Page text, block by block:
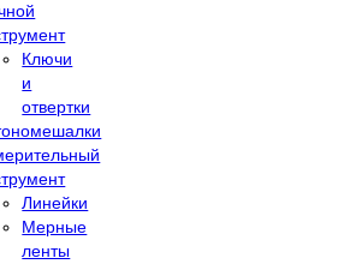
Ключи
и
отвертки
Линейки
Мерные
ленты